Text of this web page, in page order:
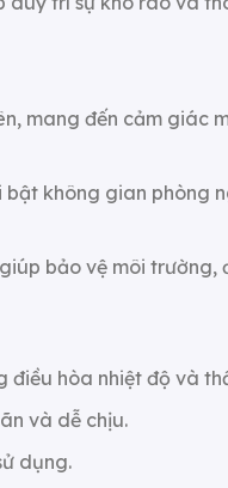
mang đến cảm giác
không gian
bảo vệ môi
hòa nhiệt độ và
và dễ chịu.
dụng.